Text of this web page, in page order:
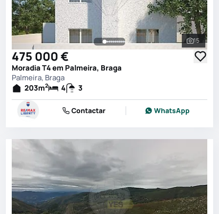
Ver
15
475 000 €
Moradia T4 em Palmeira, Braga
Palmeira, Braga
203m2 4 3
Contactar WhatsApp